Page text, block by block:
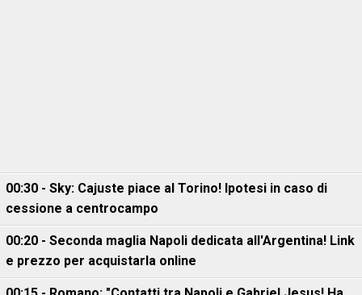
00:30 - Sky: Cajuste piace al Torino! Ipotesi in caso di
cessione a centrocampo
00:20 - Seconda maglia Napoli dedicata all'Argentina! Link
e prezzo per acquistarla online